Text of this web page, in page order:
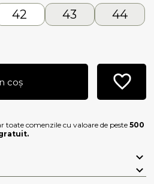
42 43
44
coș
toate comenzile cu valoare de peste500